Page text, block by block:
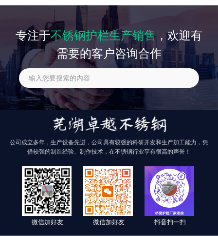
专注于不锈钢护栏生产销售，欢迎有
需要的客户咨询合作
公司成立多年，生产设备先进，公司具有较强的科研开发和生产加工能力，凭
借较强的制造经验、制作技术，在不锈钢行业享有很高的声誉！
微信加好友 微信加好友 抖音扫一扫